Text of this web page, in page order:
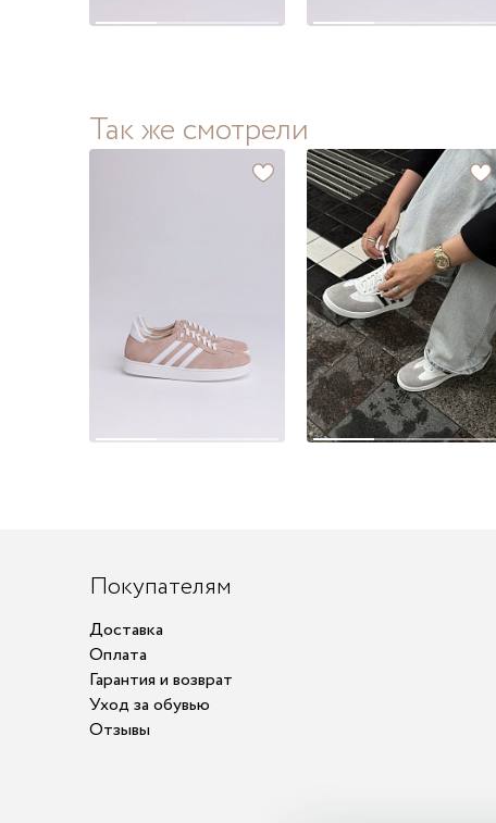
Так же смотрели
Покупателям
Доставка
Оплата
Гарантия и возврат
Уход за обувью
Отзывы